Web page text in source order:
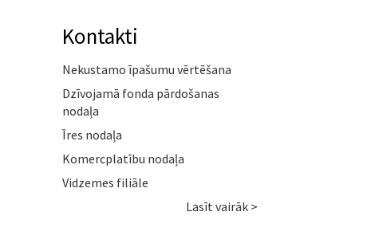
Kontakti
Nekustamo īpašumu vērtēšana
Dzīvojamā fonda pārdošanas
nodaļa
Īres nodaļa
Komercplatību nodaļa
Vidzemes filiāle
Lasīt vairāk >